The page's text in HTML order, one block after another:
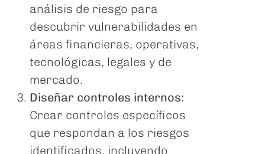
análisis de riesgo para
descubrir vulnerabilidades en
áreas financieras, operativas,
tecnológicas, legales y de
mercado.
Diseñar controles internos:
Crear controles específicos
que respondan a los riesgos
identificados, incluyendo